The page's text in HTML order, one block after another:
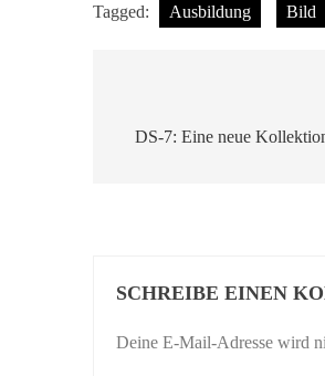
Tagged: Ausbildung Bild
DS-7: Eine neue
SCHREIBE EINEN
Deine E-Mail-Adresse wird